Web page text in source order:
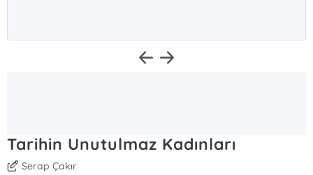
Tarihin Unutulmaz Kadınları
Serap Çakır